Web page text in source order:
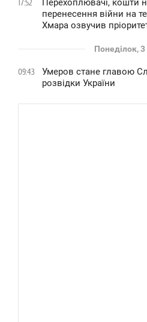
17:52
Перехоплювачі, кошти
перенесення війни на
Хмара озвучив
Понеділок,
09:43
Умеров стане главою
розвідки України